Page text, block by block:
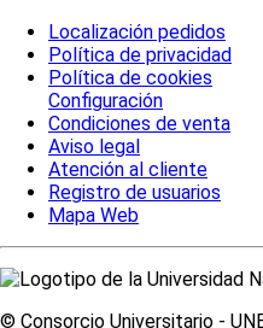
Localización pedidos
Política de privacidad
Política de cookies
Configuración
Condiciones de venta
Aviso legal
Atención al cliente
Registro de usuarios
Mapa Web
© Consorcio Universitario -